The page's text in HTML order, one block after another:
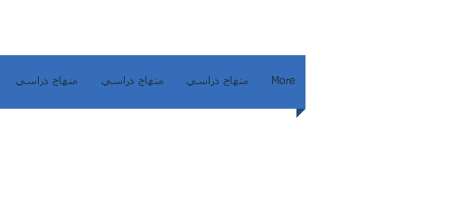
منهاج دراسي منهاج دراسي منهاج دراسي More